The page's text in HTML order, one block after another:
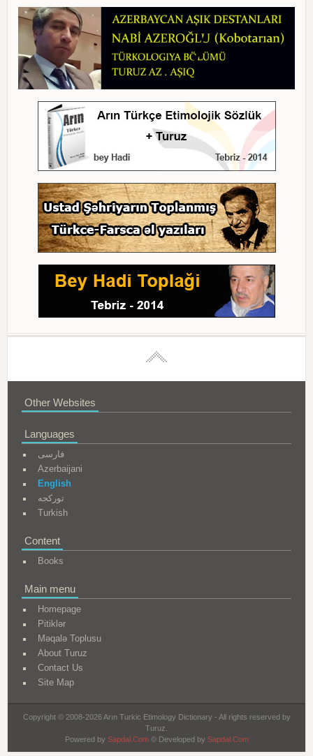
Other Websites
Languages
فارسی
Azerbaijani
English
تورکجه
Turkish
Content
Books
Main menu
Homepage
Pitiklər
Məqalə Toplusu
About Turuz
Contact Us
Site Map
Copyright © 2008-2026 Arın Turkic Etimology Dictionary - All rights reserved by
Turuz.
Powered by Sapdal.Com© Developed by Sapdal.Com